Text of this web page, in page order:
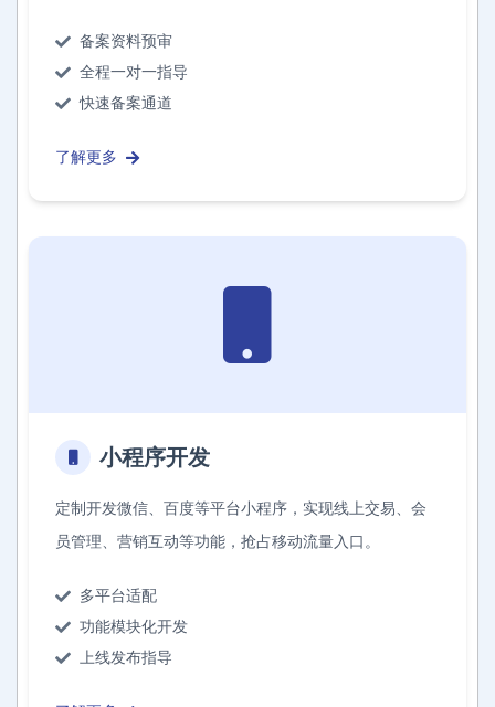
备案资料预审
全程一对一指导
快速备案通道
了解更多
小程序开发
定制开发微信、百度等平台小程序，实现线上交易、会
员管理、营销互动等功能，抢占移动流量入口。
多平台适配
功能模块化开发
上线发布指导